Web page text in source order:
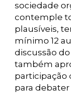
sociedade
contemple
plausíveis,
mínimo 12
discussão
também
participação
para